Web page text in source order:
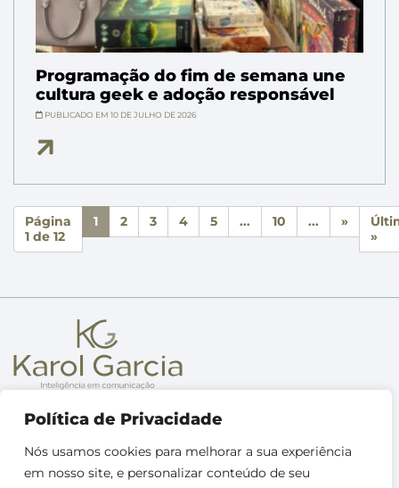
Política de Privacidade
Nós usamos cookies para melhorar a sua experiência
em nosso site, e personalizar conteúdo de seu
Programação do fim de semana une
cultura geek e adoção responsável
PUBLICADO EM 10 DE JULHO DE 2026
Página
1 de 12
1 2 3 4 5 ... 10 ... »
»
Sobre
Treinamentos
+ Soluções